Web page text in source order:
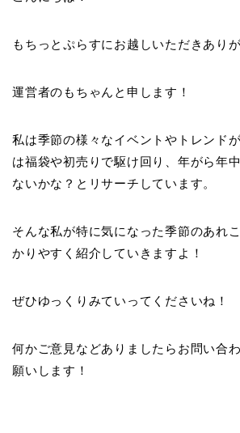
もちっとぷらすにお越しいただきあり
運営者のもちゃんと申します！
私は季節の様々なイベントやトレンド
は福袋や初売りで駆け回り、年がら年
ないかな？とリサーチしています。
そんな私が特に気になった季節のあれ
かりやすく紹介していきますよ！
ぜひゆっくりみていってくださいね！
何かご意見などありましたらお問い合
願いします！